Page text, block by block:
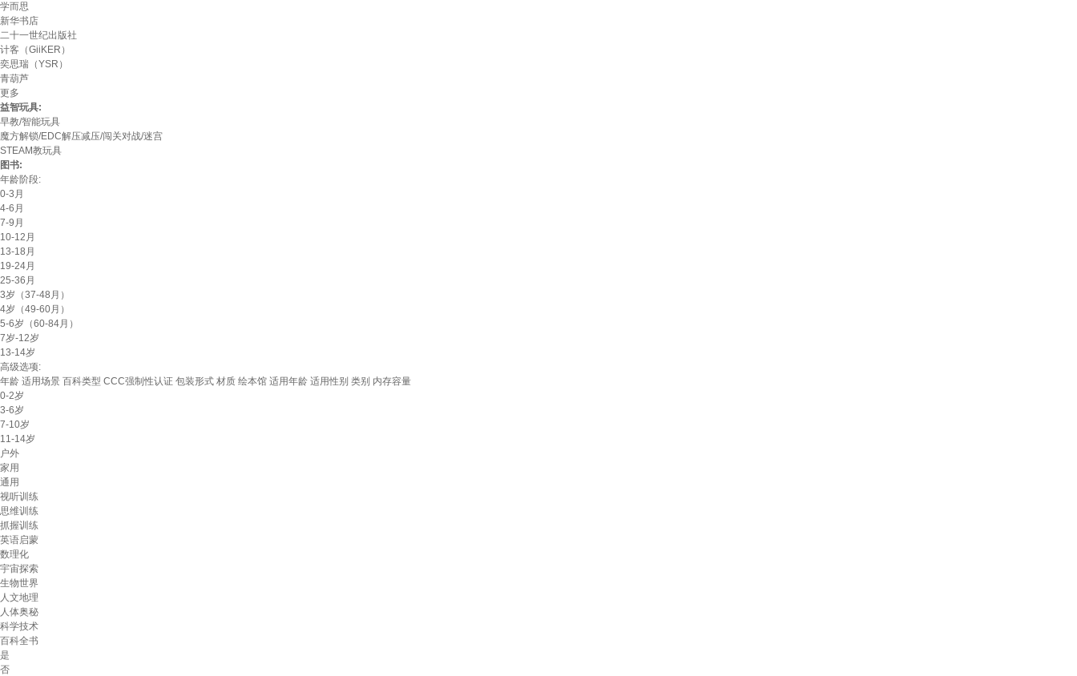
学而思
新华书店
二十一世纪出版社
计客（GiiKER）
奕思瑞（YSR）
青葫芦
更多
益智玩具:
早教/智能玩具
魔方解锁/EDC解压减压/闯关对战/迷宫
STEAM教玩具
图书:
年龄阶段:
0-3月
4-6月
7-9月
10-12月
13-18月
19-24月
25-36月
3岁（37-48月）
4岁（49-60月）
5-6岁（60-84月）
7岁-12岁
13-14岁
高级选项:
年龄 适用场景 百科类型 CCC强制性认证 包装形式 材质 绘本馆 适用年龄 适用性别 类别 内存容量
0-2岁
3-6岁
7-10岁
11-14岁
户外
家用
通用
视听训练
思维训练
抓握训练
英语启蒙
数理化
宇宙探索
生物世界
人文地理
人体奥秘
科学技术
百科全书
是
否